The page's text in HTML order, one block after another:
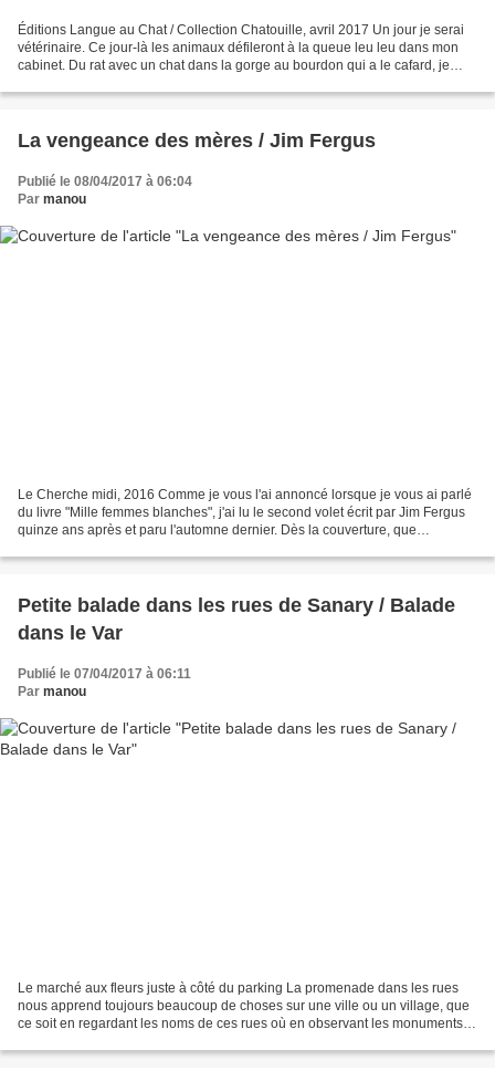
Éditions Langue au Chat / Collection Chatouille, avril 2017 Un jour je serai
vétérinaire. Ce jour-là les animaux défileront à la queue leu leu dans mon
cabinet. Du rat avec un chat dans la gorge au bourdon qui a le cafard, je
La vengeance des mères / Jim Fergus
Publié le 08/04/2017 à 06:04
Par manou
Le Cherche midi, 2016 Comme je vous l'ai annoncé lorsque je vous ai parlé
du livre "Mille femmes blanches", j'ai lu le second volet écrit par Jim Fergus
quinze ans après et paru l'automne dernier. Dès la couverture, que
Petite balade dans les rues de Sanary / Balade
dans le Var
Publié le 07/04/2017 à 06:11
Par manou
Le marché aux fleurs juste à côté du parking La promenade dans les rues
nous apprend toujours beaucoup de choses sur une ville ou un village, que
ce soit en regardant les noms de ces rues où en observant les monuments,